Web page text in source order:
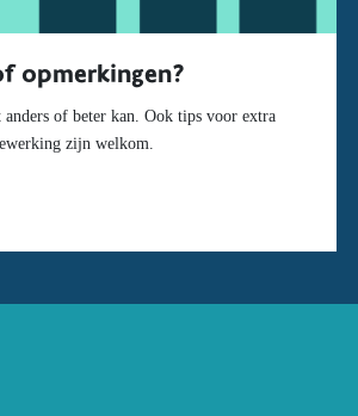
opmerkingen?
anders of beter kan. Ook tips voor extra
zijn welkom.